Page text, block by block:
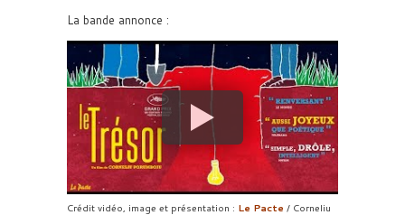
La bande annonce :
Crédit vidéo, image et présentation : Le Pacte / Corneliu